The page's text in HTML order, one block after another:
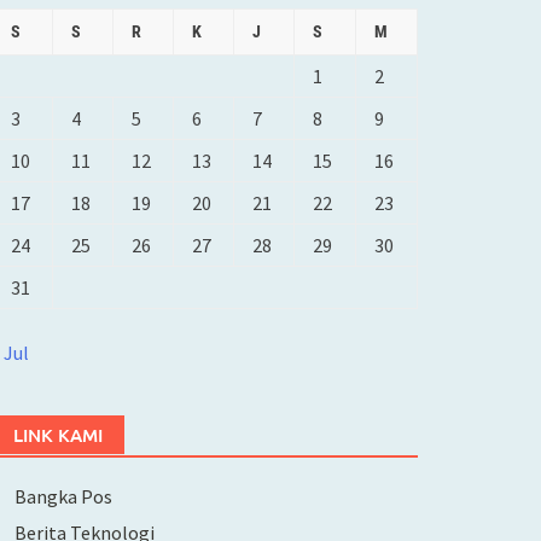
S S R K J S M
1
2
3
4 5 6 7 8
9
10
11 12 13 14 15
16
17
18 19 20 21 22
23
24
25 26 27 28 29
30
31
Jul
LINK KAMI
Bangka Pos
Berita Teknologi